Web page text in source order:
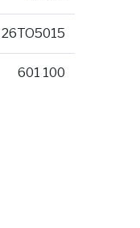
26TO5015
601 100